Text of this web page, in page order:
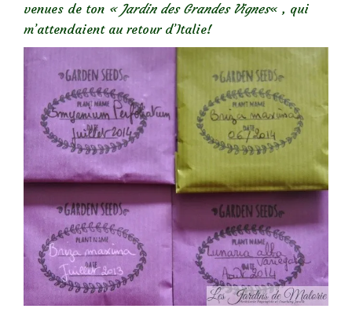
venues de ton « Jardin des Grandes Vignes« , qui
m’attendaient au retour d’Italie!